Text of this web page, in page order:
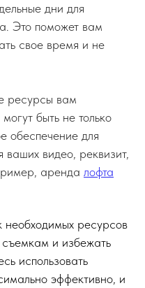
дни для
Это поможет вам
свое время и не
ресурсы вам
быть не только
обеспечение для
видео, реквизит,
аренда лофта
ресурсов
съемкам и избежать
использовать
эффективно, и